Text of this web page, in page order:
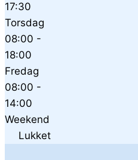
17:30
Torsdag
08:00 -
18:00
Fredag
08:00 -
14:00
Weekend
Lukket